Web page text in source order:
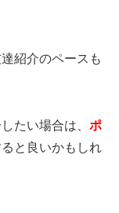
紹介のペースも
たい場合は、 ポ
と良いかもしれ